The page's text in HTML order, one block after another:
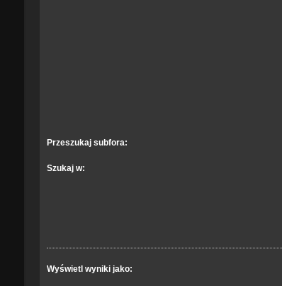
Przeszukaj subfora:
Szukaj w:
Wyświetl wyniki jako: